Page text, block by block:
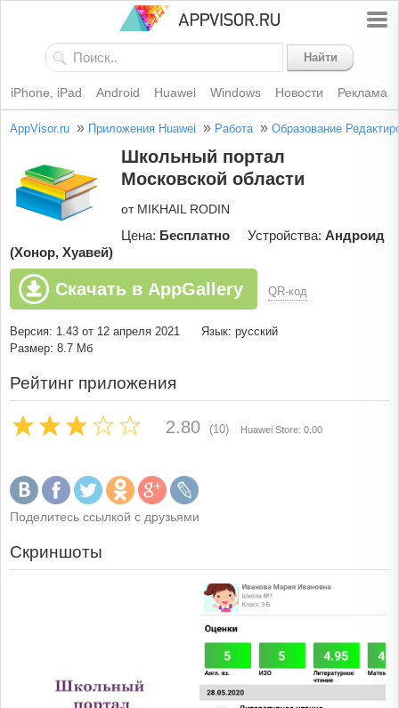
Найти
iPhone, iPad Android Huawei Windows Новости Реклама
AppVisor.ru » Приложения Huawei » Работа » Образование
Школьный портал
Московской области
от MIKHAIL RODIN
Цена: Бесплатно Устройства: Андроид
(Хонор, Хуавей)
Скачать в AppGallery QR-код
Версия: 1.43 от 12 апреля 2021
Язык: русский
Размер: 8.7 Мб
Рейтинг приложения
2.80 (10) Huawei Store: 0.00
Поделитесь ссылкой с друзьями
Скриншоты